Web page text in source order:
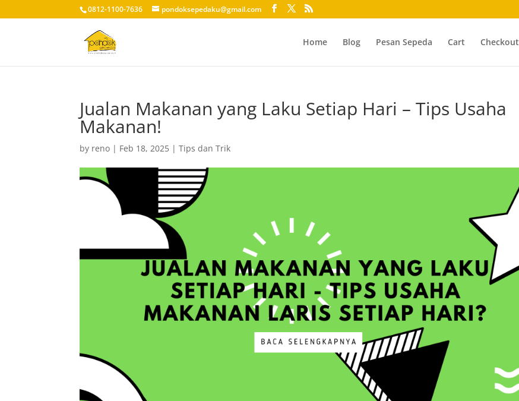
0812-1100-7636 pondoksepedaku@gmail.com
Home Blog Pesan Sepeda Cart Checkout
Jualan Makanan yang Laku Setiap Hari – Tips Usaha
Makanan!
by reno | Feb 18, 2025 |Tips dan Trik